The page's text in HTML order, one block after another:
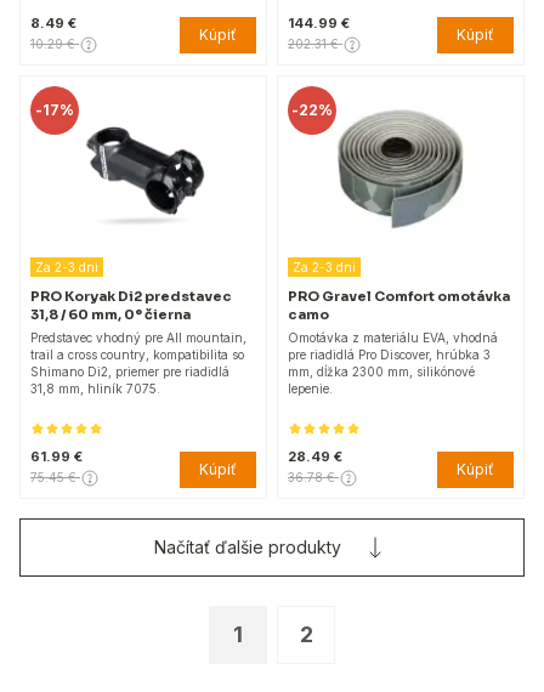
8.49 €
10.29 € Kúpiť
144.99 €
202.31 € Kúpiť
-17%
Za 2-3 dni
PRO Koryak Di2 predstavec
31,8 / 60 mm, 0° čierna
Predstavec vhodný pre All mountain,
trail a cross country, kompatibilita so
Shimano Di2, priemer pre riadidlá
31,8 mm, hliník 7075.
61.99 €
75.45 € Kúpiť
-22%
Za 2-3 dni
PRO Gravel Comfort omotávka
camo
Omotávka z materiálu EVA, vhodná
pre riadidlá Pro Discover, hrúbka 3
mm, dĺžka 2300 mm, silikónové
lepenie.
28.49 €
36.78 € Kúpiť
1 2
Načítať ďalšie produkty